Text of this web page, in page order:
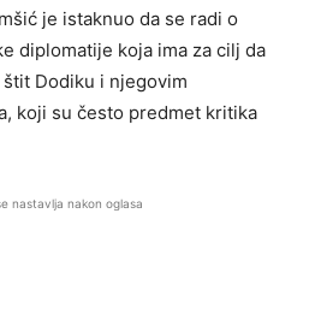
je istaknuo da se radi o
diplomatije koja ima za cilj da
Dodiku i njegovim
koji su često predmet kritika
nastavlja nakon oglasa